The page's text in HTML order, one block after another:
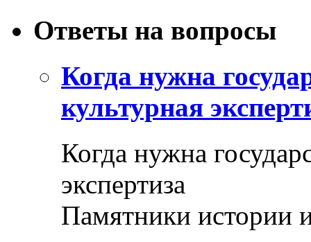
Ответы на вопросы
Когда нужна
культурная
Когда нужна
экспертиза
Памятники истории